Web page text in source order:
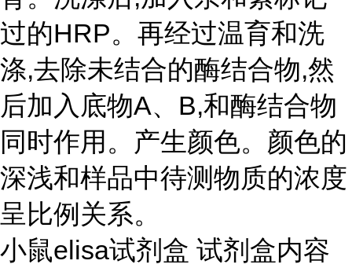
过的HRP。再经过温育和洗
涤,去除未结合的酶结合物,然
后加入底物A、B,和酶结合物
同时作用。产生颜色。颜色的
深浅和样品中待测物质的浓度
呈比例关系。
小鼠elisa试剂盒 试剂盒内容